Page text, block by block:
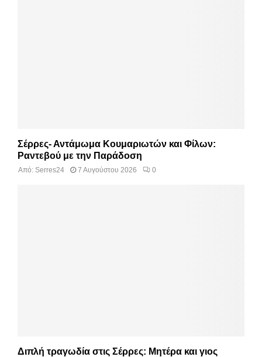
Σέρρες- Αντάμωμα Κουμαριωτών και Φίλων:
Ραντεβού με την Παράδοση
Από: Serres24 7 Αυγούστου 2026 0
Διπλή τραγωδία στις Σέρρες: Μητέρα και γιος